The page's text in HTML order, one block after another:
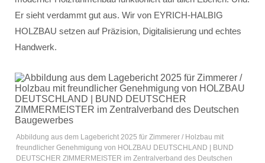
Er sieht verdammt gut aus. Wir von EYRICH-HALBIG
HOLZBAU setzen auf Präzision, Digitalisierung und echtes
Handwerk.
Abbildung aus dem Lagebericht 2025 für Zimmerer / Holzbau mit
freundlicher Genehmigung von HOLZBAU DEUTSCHLAND | BUND
DEUTSCHER ZIMMERMEISTER im Zentralverband des Deutschen